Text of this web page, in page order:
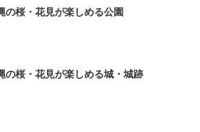
の桜・花見が楽しめる公園
の桜・花見が楽しめる城・城跡